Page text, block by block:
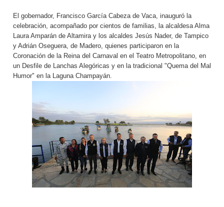
El gobernador, Francisco García Cabeza de Vaca, inauguró la
celebración, acompañado por cientos de familias, la alcaldesa Alma
Laura Amparán de Altamira y los alcaldes Jesús Nader, de Tampico
y Adrián Oseguera, de Madero, quienes participaron en la
Coronación de la Reina del Carnaval en el Teatro Metropolitano, en
un Desfile de Lanchas Alegóricas y en la tradicional "Quema del Mal
Humor" en la Laguna Champayán.